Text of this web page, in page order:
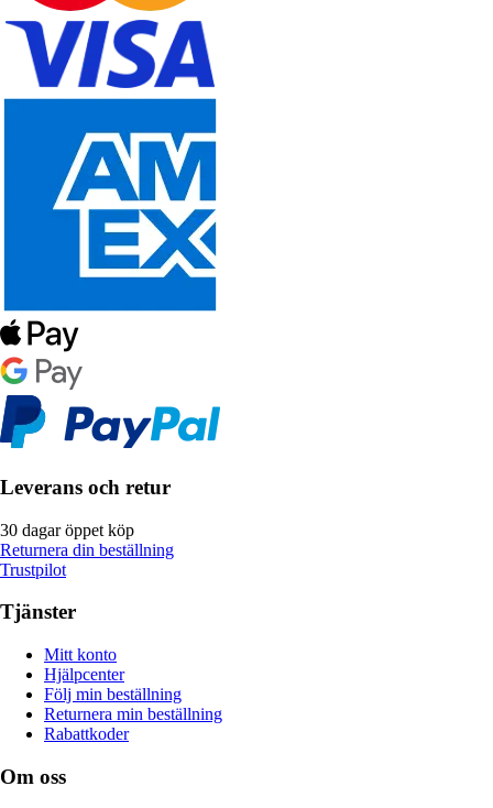
Leverans och retur
30 dagar öppet köp
Returnera din beställning
Trustpilot
Tjänster
Mitt konto
Hjälpcenter
Följ min beställning
Returnera min beställning
Rabattkoder
Om oss